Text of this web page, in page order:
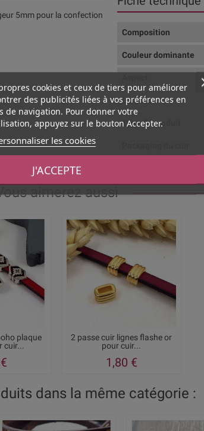
5mm pour la confection
Composition
Couleur dominante
Largeur
Type de produit
aimerez aussi
plaque
cuir...
2 passe cuir lignes flashe or
pour cuir...
1,80 €
dans la même catégorie :
cookies et ceux de tiers pour améliorer
des publicités liées à vos préférences en
de navigation. Pour donner votre
appuyez sur le bouton Accepter.
les cookies
J'ACCEPTE